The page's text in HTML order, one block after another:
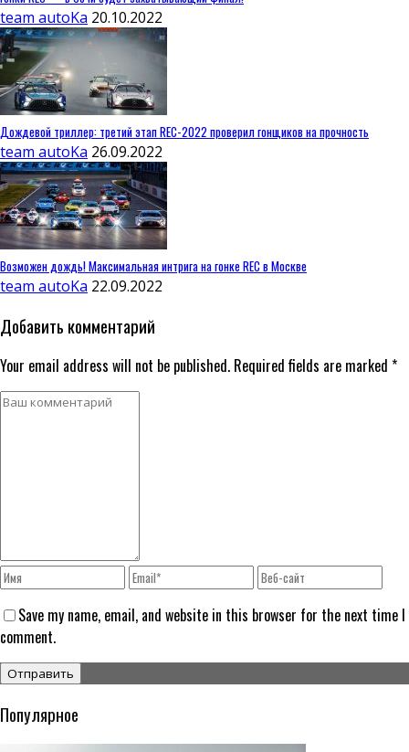
team autoKa 20.10.2022
Дождевой триллер: третий этап REC-2022 проверил гонщиков на прочность
team autoKa 26.09.2022
Возможен дождь! Максимальная интрига на гонке REC в Москве
team autoKa 22.09.2022
Добавить комментарий
Your email address will not be published. Required fields are marked *
Save my name, email, and website in this browser for the next time I
comment.
Популярное